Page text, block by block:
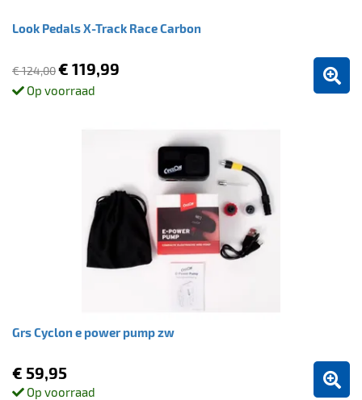
Look Pedals X-Track Race Carbon
€ 124,00€ 119,99
Op voorraad
Grs Cyclon e power pump zw
€ 59,95
Op voorraad